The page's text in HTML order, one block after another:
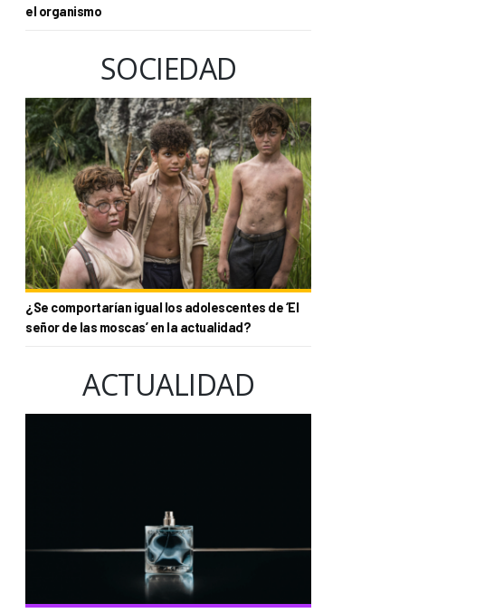
el organismo
SOCIEDAD
¿Se comportarían igual los adolescentes de ‘El
señor de las moscas’ en la actualidad?
ACTUALIDAD